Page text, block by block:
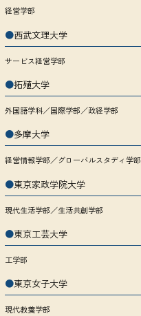
経営学部
●西武文理大学
サービス経営学部
●拓殖大学
外国語学科／国際学部／政経学部
●多摩大学
経営情報学部／グローバルスタディ学部
●東京家政学院大学
現代生活学部／生活共創学部
●東京工芸大学
工学部
●東京女子大学
現代教養学部